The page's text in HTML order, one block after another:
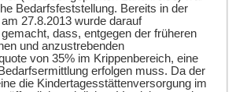
Bedarfsfeststellung. Bereits in der
27.8.2013 wurde darauf
dass, entgegen der früheren
und anzustrebenden
von 35% im Krippenbereich, eine
erfolgen muss. Da der
die Kindertagesstättenversorgung im